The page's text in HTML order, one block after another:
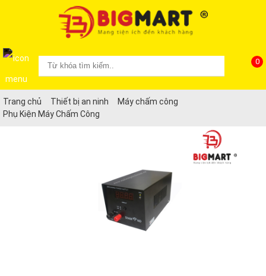
0
Trang chủ Thiết bị an ninh
Máy chấm công
Phụ Kiện Máy Chấm Công